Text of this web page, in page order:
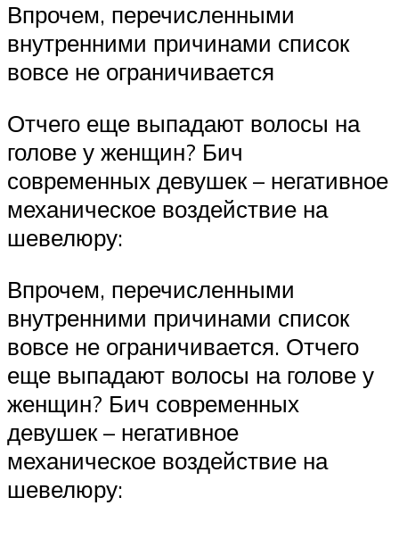
Впрочем, перечисленными
внутренними причинами список
вовсе не ограничивается
Отчего еще выпадают волосы на
голове у женщин? Бич
современных девушек – негативное
механическое воздействие на
шевелюру:
Впрочем, перечисленными
внутренними причинами список
вовсе не ограничивается. Отчего
еще выпадают волосы на голове у
женщин? Бич современных
девушек – негативное
механическое воздействие на
шевелюру: